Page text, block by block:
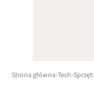
Strona główna Tech Sprzęt